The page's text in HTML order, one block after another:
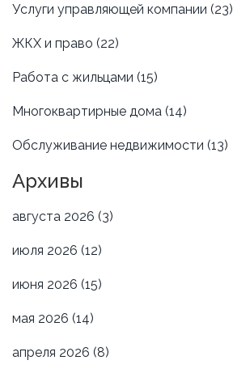
Услуги управляющей компании (23)
ЖКХ и право (22)
Работа с жильцами (15)
Многоквартирные дома (14)
Обслуживание недвижимости (13)
Архивы
августа 2026 (3)
июля 2026 (12)
июня 2026 (15)
мая 2026 (14)
апреля 2026 (8)